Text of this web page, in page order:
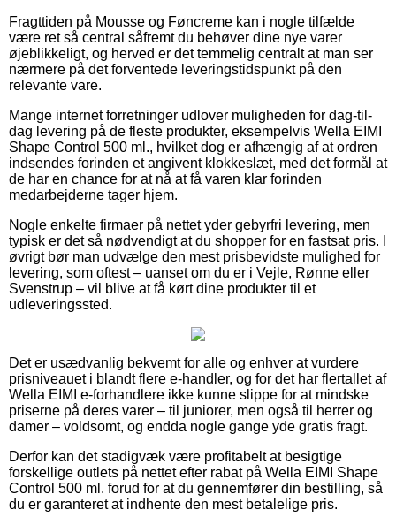
Fragttiden på Mousse og Føncreme kan i nogle tilfælde
være ret så central såfremt du behøver dine nye varer
øjeblikkeligt, og herved er det temmelig centralt at man ser
nærmere på det forventede leveringstidspunkt på den
relevante vare.
Mange internet forretninger udlover muligheden for dag-til-
dag levering på de fleste produkter, eksempelvis Wella EIMI
Shape Control 500 ml., hvilket dog er afhængig af at ordren
indsendes forinden et angivent klokkeslæt, med det formål at
de har en chance for at nå at få varen klar forinden
medarbejderne tager hjem.
Nogle enkelte firmaer på nettet yder gebyrfri levering, men
typisk er det så nødvendigt at du shopper for en fastsat pris. I
øvrigt bør man udvælge den mest prisbevidste mulighed for
levering, som oftest – uanset om du er i Vejle, Rønne eller
Svenstrup – vil blive at få kørt dine produkter til et
udleveringssted.
Det er usædvanlig bekvemt for alle og enhver at vurdere
prisniveauet i blandt flere e-handler, og for det har flertallet af
Wella EIMI e-forhandlere ikke kunne slippe for at mindske
priserne på deres varer – til juniorer, men også til herrer og
damer – voldsomt, og endda nogle gange yde gratis fragt.
Derfor kan det stadigvæk være profitabelt at besigtige
forskellige outlets på nettet efter rabat på Wella EIMI Shape
Control 500 ml. forud for at du gennemfører din bestilling, så
du er garanteret at indhente den mest betalelige pris.